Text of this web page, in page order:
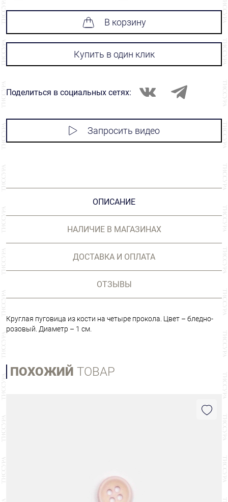
В корзину
Купить в один клик
Поделиться в социальных сетях:
Запросить видео
ОПИСАНИЕ
НАЛИЧИЕ В МАГАЗИНАХ
ДОСТАВКА И ОПЛАТА
ОТЗЫВЫ
Круглая пуговица из кости на четыре прокола. Цвет – бледно-
розовый. Диаметр – 1 см.
ПОХОЖИЙ ТОВАР